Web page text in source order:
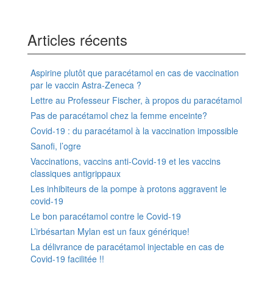
Articles récents
Aspirine plutôt que paracétamol en cas de vaccination
par le vaccin Astra-Zeneca ?
Lettre au Professeur Fischer, à propos du paracétamol
Pas de paracétamol chez la femme enceinte?
Covid-19 : du paracétamol à la vaccination impossible
Sanofi, l’ogre
Vaccinations, vaccins anti-Covid-19 et les vaccins
classiques antigrippaux
Les inhibiteurs de la pompe à protons aggravent le
covid-19
Le bon paracétamol contre le Covid-19
L’irbésartan Mylan est un faux générique!
La délivrance de paracétamol injectable en cas de
Covid-19 facilitée !!